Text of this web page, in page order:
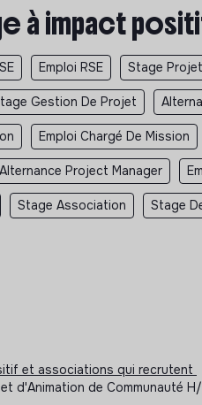
à impact
Emploi RSE Stage Projet
Gestion De Projet
Emploi Chargé De Mission
Alternance Project Manager
Stage Association Stage
et associations qui recrutent
d'Animation de Communauté